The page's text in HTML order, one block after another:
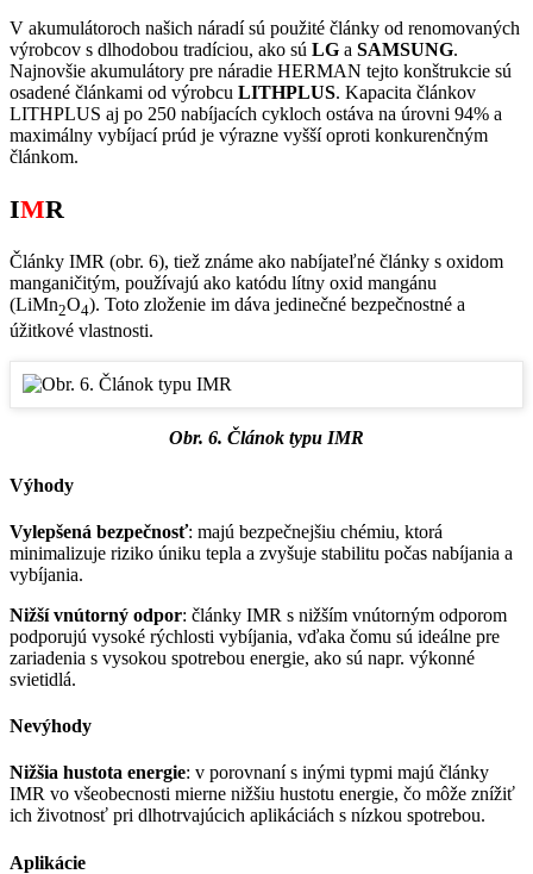
V akumulátoroch našich náradí sú použité články od renomovaných
výrobcov s dlhodobou tradíciou, ako sú LG a SAMSUNG.
Najnovšie akumulátory pre náradie HERMAN tejto konštrukcie sú
osadené článkami od výrobcu LITHPLUS. Kapacita článkov
LITHPLUS aj po 250 nabíjacích cykloch ostáva na úrovni 94% a
maximálny vybíjací prúd je výrazne vyšší oproti konkurenčným
článkom.
IMR
Články IMR (obr. 6), tiež známe ako nabíjateľné články s oxidom
manganičitým, používajú ako katódu lítny oxid mangánu
(LiMn2O4). Toto zloženie im dáva jedinečné bezpečnostné a
úžitkové vlastnosti.
Obr. 6. Článok typu IMR
Výhody
Vylepšená bezpečnosť: majú bezpečnejšiu chémiu, ktorá
minimalizuje riziko úniku tepla a zvyšuje stabilitu počas nabíjania a
vybíjania.
Nižší vnútorný odpor: články IMR s nižším vnútorným odporom
podporujú vysoké rýchlosti vybíjania, vďaka čomu sú ideálne pre
zariadenia s vysokou spotrebou energie, ako sú napr. výkonné
svietidlá.
Nevýhody
Nižšia hustota energie: v porovnaní s inými typmi majú články
IMR vo všeobecnosti mierne nižšiu hustotu energie, čo môže znížiť
ich životnosť pri dlhotrvajúcich aplikáciách s nízkou spotrebou.
Aplikácie